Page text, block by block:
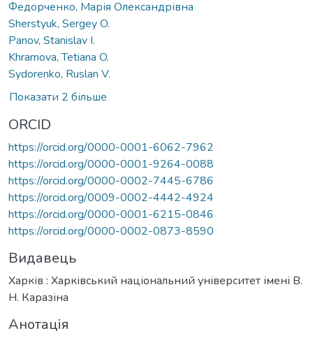
Федорченко, Марія Олександрівна
Sherstyuk, Sergey O.
Panov, Stanislav I.
Khramova, Tetiana O.
Sydorenko, Ruslan V.
Показати 2 більше
ORCID
https://orcid.org/0000-0001-6062-7962
https://orcid.org/0000-0001-9264-0088
https://orcid.org/0000-0002-7445-6786
https://orcid.org/0009-0002-4442-4924
https://orcid.org/0000-0001-6215-0846
https://orcid.org/0000-0002-0873-8590
Видавець
Харків : Харківський національний університет імені В.
Н. Каразіна
Анотація